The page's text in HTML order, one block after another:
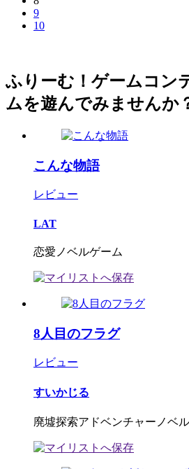
9
10
ふりーむ！ゲームコン
ムを遊んでみませんか
こんな物語
レビュー
LAT
恋愛ノベルゲーム
8人目のフラグ
レビュー
すいかじる
廃墟探索アドベンチャーノベル